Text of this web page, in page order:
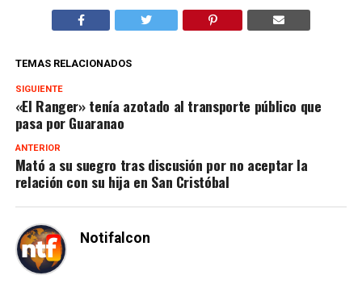
TEMAS RELACIONADOS
SIGUIENTE
«El Ranger» tenía azotado al transporte público que
pasa por Guaranao
ANTERIOR
Mató a su suegro tras discusión por no aceptar la
relación con su hija en San Cristóbal
Notifalcon